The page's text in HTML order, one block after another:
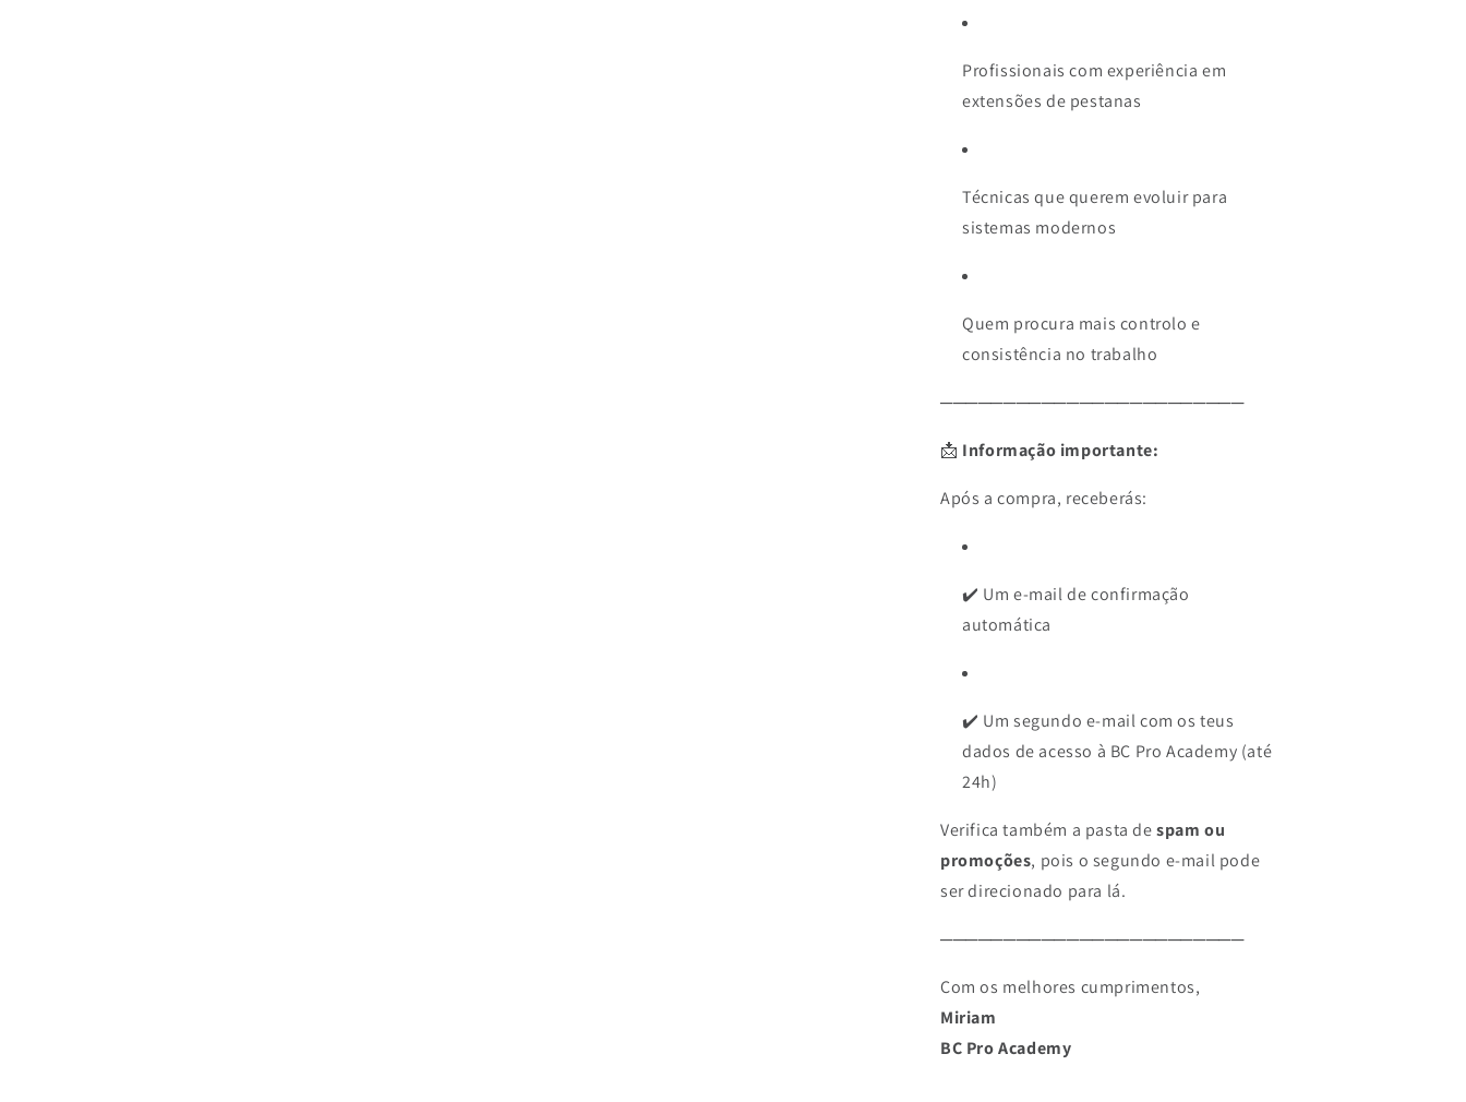
Profissionais com experiência em
extensões de pestanas
Técnicas que querem evoluir para
sistemas modernos
Quem procura mais controlo e
consistência no trabalho
────────────────────────
📩 Informação importante:
Após a compra, receberás:
✔️ Um e-mail de confirmação
automática
✔️ Um segundo e-mail com os teus
dados de acesso à BC Pro Academy (até
24h)
Verifica também a pasta despam ou
promoções, pois o segundo e-mail pode
ser direcionado para lá.
────────────────────────
Com os melhores cumprimentos,
Miriam
BC Pro Academy